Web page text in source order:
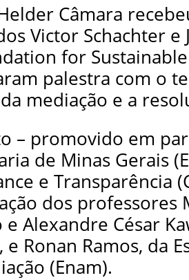
Câmara
Victor Schachter
for
palestra com o
mediação e a
– promovido em
de Minas Gerais
e Transparência
dos professores
e Alexandre César
e Ronan Ramos, da
(Enam).